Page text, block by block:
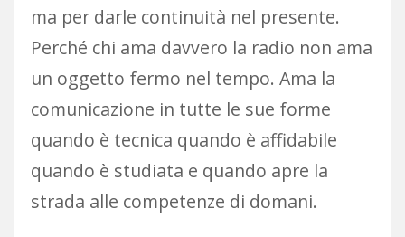
ma per darle continuità nel presente.
Perché chi ama davvero la radio non ama
un oggetto fermo nel tempo. Ama la
comunicazione in tutte le sue forme
quando è tecnica quando è affidabile
quando è studiata e quando apre la
strada alle competenze di domani.